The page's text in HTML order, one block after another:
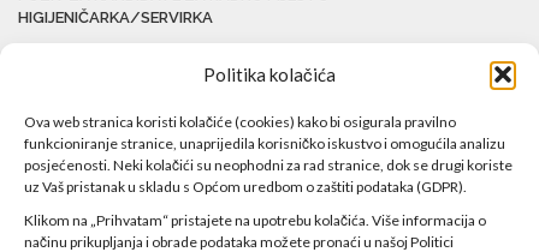
Politika kolačića
Ova web stranica koristi kolačiće (cookies) kako bi osigurala pravilno
funkcioniranje stranice, unaprijedila korisničko iskustvo i omogućila analizu
posjećenosti. Neki kolačići su neophodni za rad stranice, dok se drugi koriste
uz Vaš pristanak u skladu s Općom uredbom o zaštiti podataka (GDPR).
Klikom na „Prihvatam“ pristajete na upotrebu kolačića. Više informacija o
načinu prikupljanja i obrade podataka možete pronaći u našoj Politici
HIGIJENIČARKA/SERVIRKA